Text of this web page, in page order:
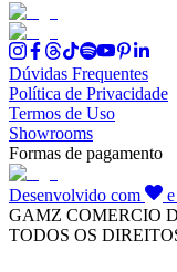
Dúvidas Frequentes
Política de Privacidade
Termos de Uso
Showrooms
Formas de pagamento
Desenvolvido com e
GAMZ COMERCIO
TODOS OS